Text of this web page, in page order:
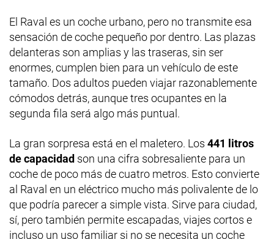
El Raval es un coche urbano, pero no transmite esa
sensación de coche pequeño por dentro. Las plazas
delanteras son amplias y las traseras, sin ser
enormes, cumplen bien para un vehículo de este
tamaño. Dos adultos pueden viajar razonablemente
cómodos detrás, aunque tres ocupantes en la
segunda fila será algo más puntual.
La gran sorpresa está en el maletero. Los 441 litros
de capacidad son una cifra sobresaliente para un
coche de poco más de cuatro metros. Esto convierte
al Raval en un eléctrico mucho más polivalente de lo
que podría parecer a simple vista. Sirve para ciudad,
sí, pero también permite escapadas, viajes cortos e
incluso un uso familiar si no se necesita un coche